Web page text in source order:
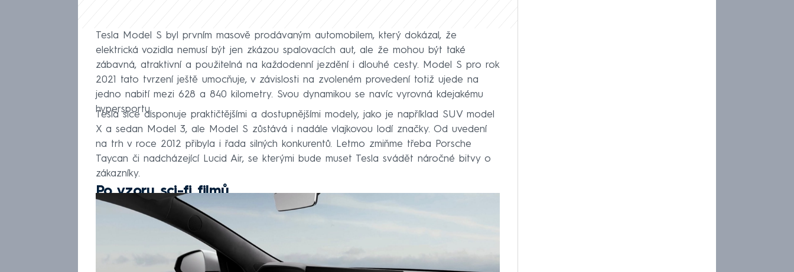
Tesla Model S byl prvním masově prodávaným automobilem, který dokázal, že
elektrická vozidla nemusí být jen zkázou spalovacích aut, ale že mohou být také
zábavná, atraktivní a použitelná na každodenní jezdění i dlouhé cesty. Model S pro rok
2021 tato tvrzení ještě umocňuje, v závislosti na zvoleném provedení totiž ujede na
jedno nabití mezi 628 a 840 kilometry. Svou dynamikou se navíc vyrovná kdejakému
hypersportu.
Tesla sice disponuje praktičtějšími a dostupnějšími modely, jako je například SUV model
X a sedan Model 3, ale Model S zůstává i nadále vlajkovou lodí značky. Od uvedení
na trh v roce 2012 přibyla i řada silných konkurentů. Letmo zmiňme třeba Porsche
Taycan či nadcházející Lucid Air, se kterými bude muset Tesla svádět náročné bitvy o
zákazníky.
Po vzoru sci-fi filmů